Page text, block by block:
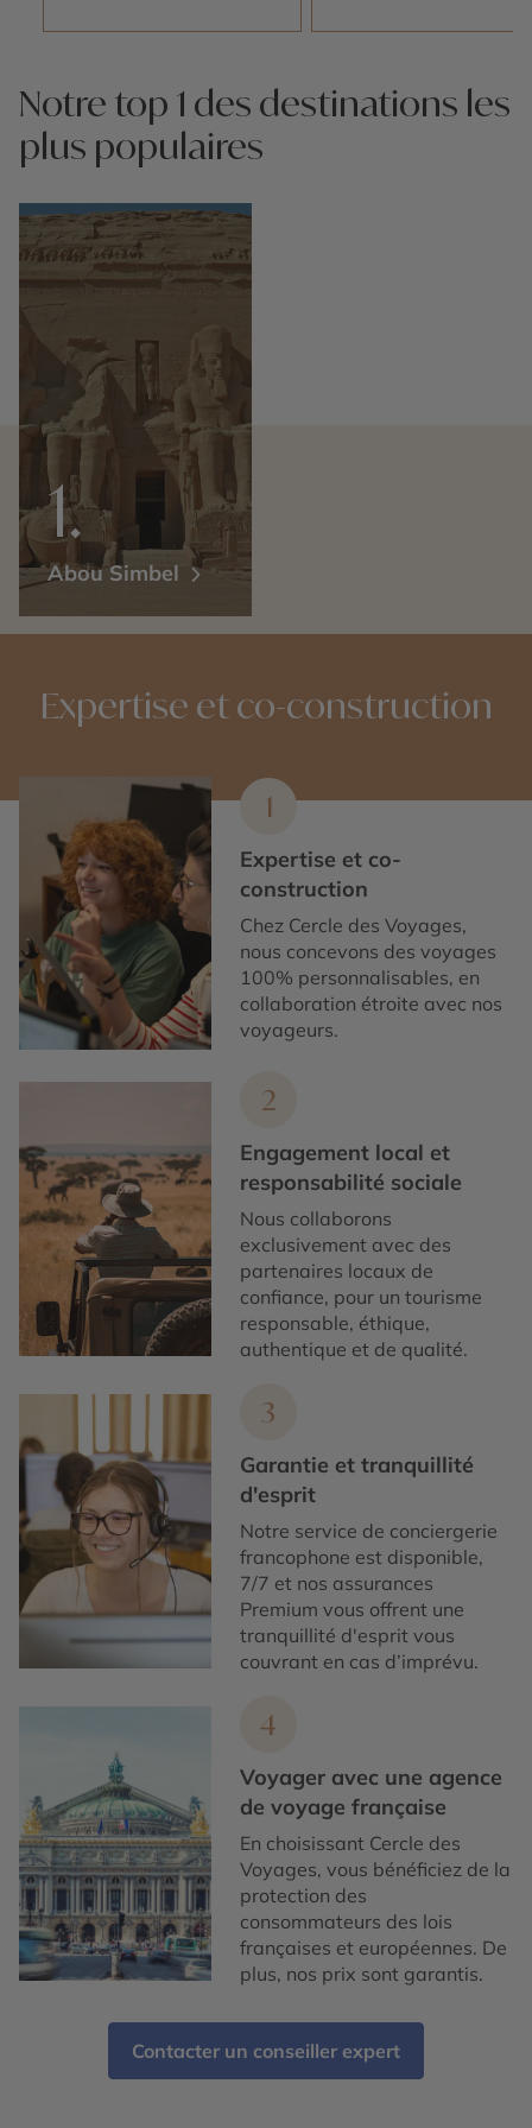
Notre top 1 des destinations les
plus populaires
Abou Simbel
Expertise et co-construction
1
Expertise et co-
construction
Chez Cercle des Voyages,
nous concevons des voyages
100% personnalisables, en
collaboration étroite avec nos
voyageurs.
2
Engagement local et
responsabilité sociale
Nous collaborons
exclusivement avec des
partenaires locaux de
confiance, pour un tourisme
responsable, éthique,
authentique et de qualité.
3
Garantie et tranquillité
d'esprit
Notre service de conciergerie
francophone est disponible,
7/7 et nos assurances
Premium vous offrent une
tranquillité d'esprit vous
couvrant en cas d’imprévu.
4
Voyager avec une agence
de voyage française
En choisissant Cercle des
Voyages, vous bénéficiez de la
protection des
consommateurs des lois
françaises et européennes. De
plus, nos prix sont garantis.
Contacter un conseiller expert